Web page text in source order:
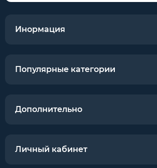
Инормация
Популярные категории
Дополнительно
Личный кабинет